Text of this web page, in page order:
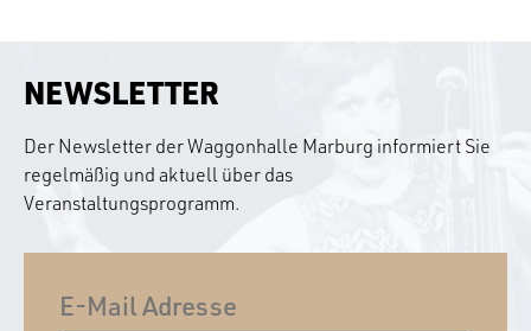
NEWSLETTER
Der Newsletter der Waggonhalle Marburg informiert Sie
regelmäßig und aktuell über das
Veranstaltungsprogramm.